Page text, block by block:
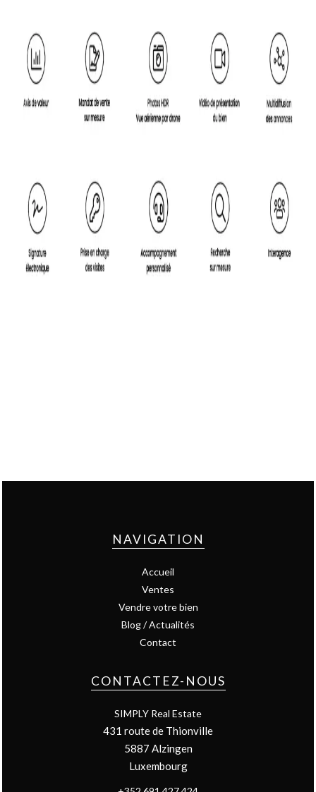
NAVIGATION
Accueil
Ventes
Vendre votre bien
Blog / Actualités
Contact
CONTACTEZ-NOUS
SIMPLY Real Estate
431 route de Thionville
5887 Alzingen
Luxembourg